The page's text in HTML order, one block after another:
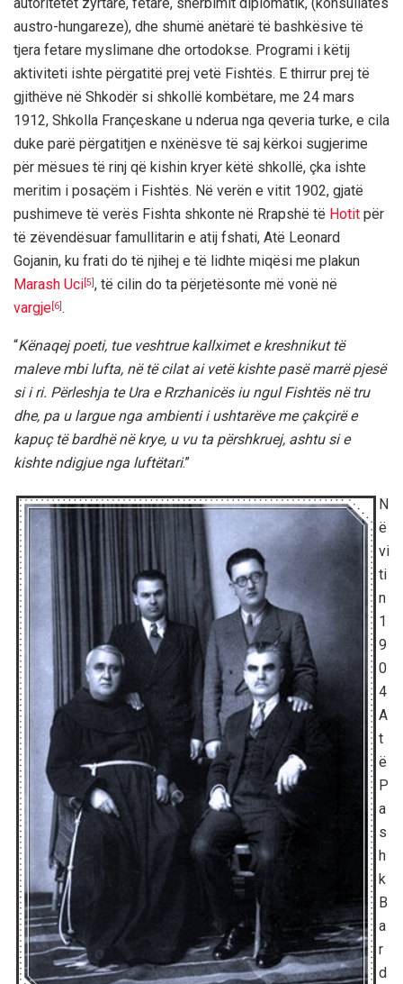
austro-hungareze), dhe shumë anëtarë të bashkësive të
tjera fetare myslimane dhe ortodokse. Programi i këtij
aktiviteti ishte përgatitë prej vetë Fishtës. E thirrur prej të
gjithëve në Shkodër si shkollë kombëtare, me 24 mars
1912, Shkolla Françeskane u nderua nga qeveria turke, e cila
duke parë përgatitjen e nxënësve të saj kërkoi sugjerime
për mësues të rinj që kishin kryer këtë shkollë, çka ishte
meritim i posaçëm i Fishtës. Në verën e vitit 1902, gjatë
pushimeve të verës Fishta shkonte në Rrapshë të Hotit për
të zëvendësuar famullitarin e atij fshati, Atë Leonard
Gojanin, ku frati do të njihej e të lidhte miqësi me plakun
Marash Uci [5] , të cilin do ta përjetësonte më vonë në
vargje [6] .
“Kënaqej poeti, tue veshtrue kallximet e kreshnikut të
maleve mbi lufta, në të cilat ai vetë kishte pasë marrë pjesë
si i ri. Përleshja te Ura e Rrzhanicës iu ngul Fishtës në tru
dhe, pa u largue nga ambienti i ushtarëve me çakçirë e
kapuç të bardhë në krye, u vu ta përshkruej, ashtu si e
kishte ndigjue nga luftëtari.”
N
ë
vi
ti
n
1
9
0
4
A
t
ë
P
a
s
h
k
B
a
r
d